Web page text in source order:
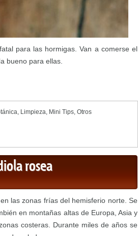
para las hormigas. Van a comerse el
bueno para ellas.
, Limpieza, Mini Tips, Otros
rosea
las zonas frías del hemisferio norte. Se
en montañas altas de Europa, Asia y
costeras. Durante miles de años se